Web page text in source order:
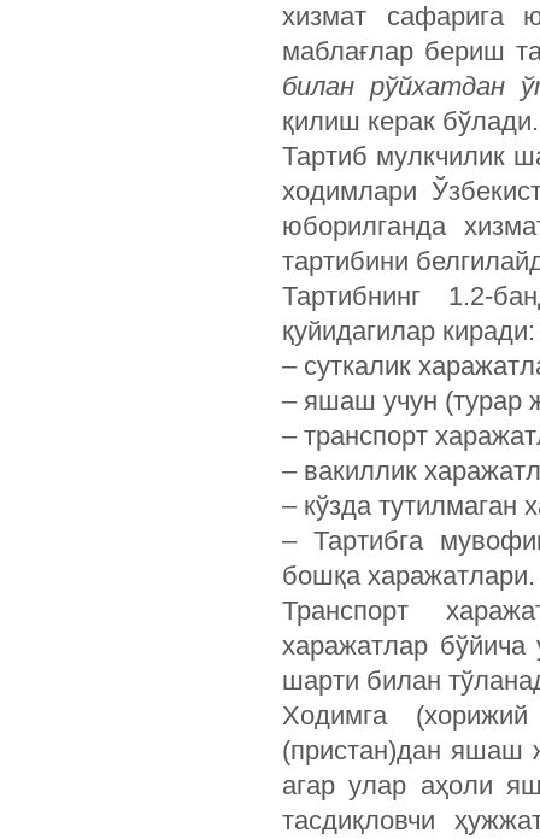
хизмат сафарига
маблағлар бериш
билан рўйхатдан
қилиш керак бўлади.
Тартиб мулкчилик
ходимлари
юборилганда
тартибини
Тартибнинг 1.2-
қуйидагилар киради:
– суткалик
– яшаш учун (турар
– транспорт
– вакиллик
– кўзда тутилмаган
– Тартибга
бошқа харажатлари.
Транспорт
харажатлар
шарти билан
Ходимга
(пристан)дан яшаш
агар улар аҳоли
тасдиқловчи